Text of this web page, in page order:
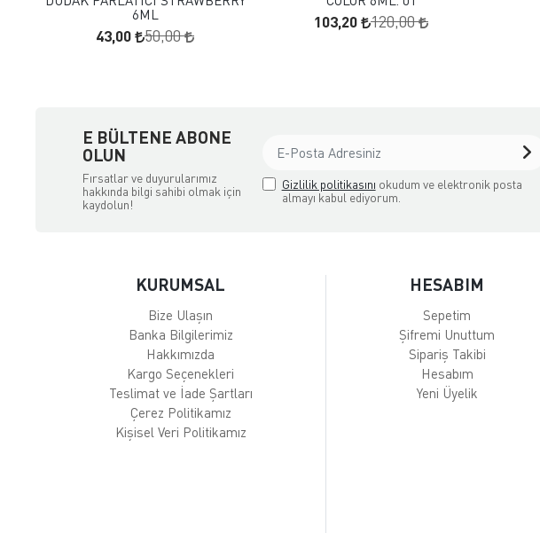
6ML
43,00 50,00
103,20 120,00
E BÜLTENE ABONE
OLUN
Fırsatlar ve duyurularımız
hakkında bilgi sahibi olmak için
kaydolun!
Gizlilik politikasını okudum ve elektronik posta
almayı kabul ediyorum.
KURUMSAL
Bize Ulaşın
Banka Bilgilerimiz
Hakkımızda
Kargo Seçenekleri
Teslimat ve İade Şartları
Çerez Politikamız
Kişisel Veri Politikamız
HESABIM
Sepetim
Şifremi Unuttum
Sipariş Takibi
Hesabım
Yeni Üyelik